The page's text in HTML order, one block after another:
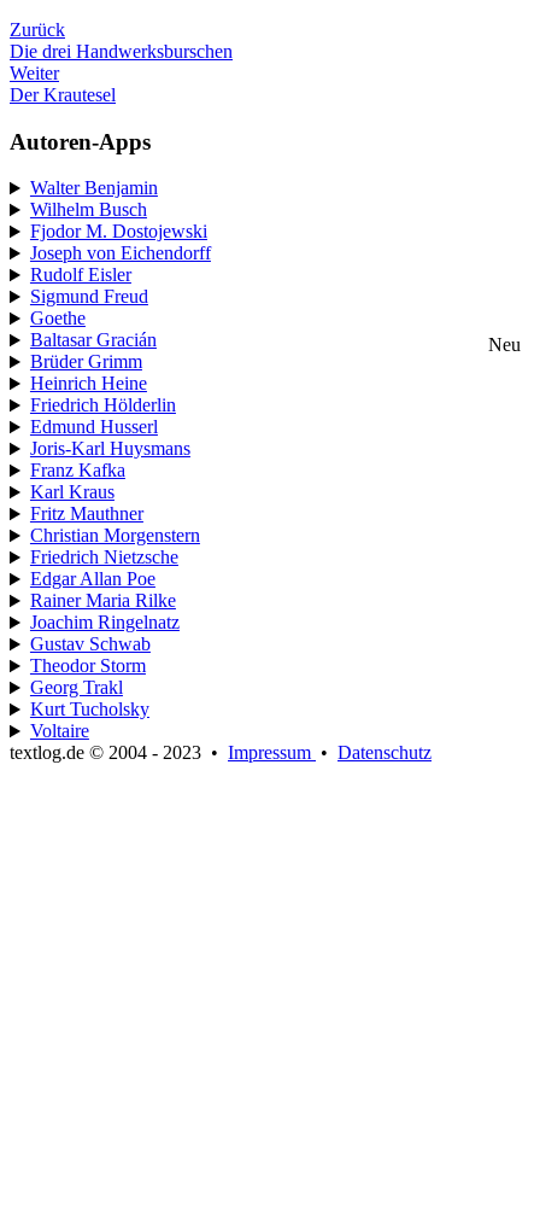
Zurück
Die drei Handwerksburschen
Weiter
Der Krautesel
Autoren-Apps
Walter Benjamin
Wilhelm Busch
Fjodor M. Dostojewski
Joseph von Eichendorff
Rudolf Eisler
Sigmund Freud
Goethe
Baltasar Gracián
Neu
Brüder Grimm
Heinrich Heine
Friedrich Hölderlin
Edmund Husserl
Joris-Karl Huysmans
Franz Kafka
Karl Kraus
Fritz Mauthner
Christian Morgenstern
Friedrich Nietzsche
Edgar Allan Poe
Rainer Maria Rilke
Joachim Ringelnatz
Gustav Schwab
Theodor Storm
Georg Trakl
Kurt Tucholsky
Voltaire
textlog.de © 2004 - 2023 • Impressum • Datenschutz